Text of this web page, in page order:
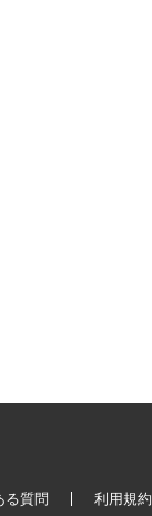
る質問 利用規約